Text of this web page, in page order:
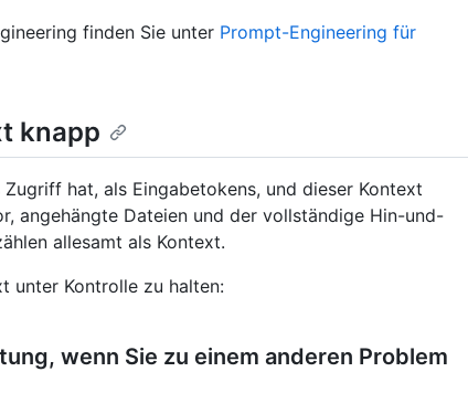
finden Sie unter Prompt-Engineering für
knapp
hat, als Eingabetokens, und dieser Kontext
angehängte Dateien und der vollständige Hin-und-
allesamt als Kontext.
unter Kontrolle zu halten:
wenn Sie zu einem anderen Problem